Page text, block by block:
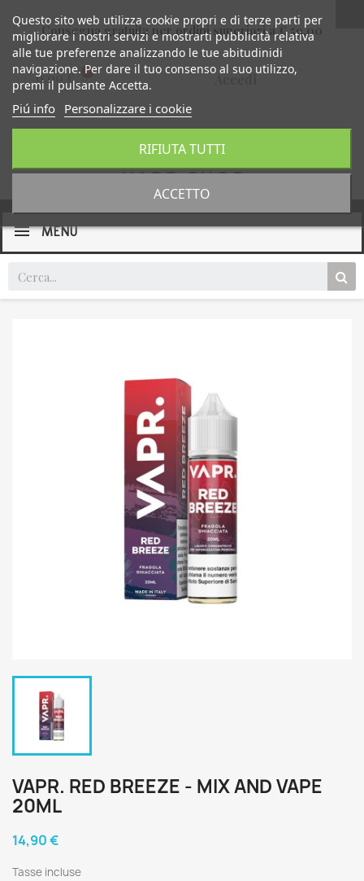
Consegna gratuita per ordini superiori a € 59,00
0,00 €
MENU
VAPR. RED BREEZE - MIX AND VAPE
20ML
14,90 €
Tasse incluse
Questo sito web utilizza cookie propri e di terze parti per
migliorare i nostri servizi e mostrarti pubblicità relativa
alle tue preferenze analizzando le tue abitudinidi
navigazione. Per dare il tuo consenso al suo utilizzo,
premi il pulsante Accetta.
Piú info Personalizzare i cookie
RIFIUTA TUTTI
ACCETTO